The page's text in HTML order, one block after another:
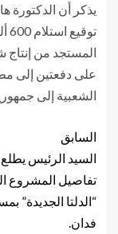
يذكر أن الدكتورة
المستجد من
على دفعتين إلى
الشعبية إلى
السابق
السيد الرئيس
تفاصيل المشروع
“الدلتا الجديدة”
فدان.